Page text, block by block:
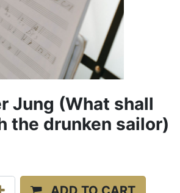
Jung (What shall
the drunken sailor)